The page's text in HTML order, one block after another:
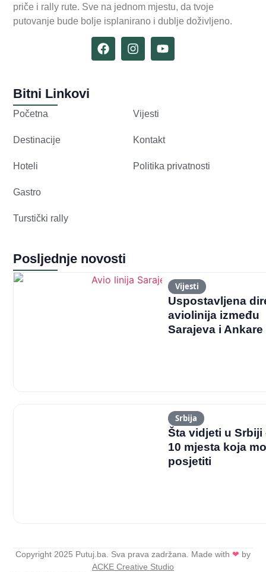
priče i rally rute. Sve na jednom mjestu, da tvoje
putovanje bude bolje isplanirano i dublje doživljeno.
Bitni Linkovi
Početna
Destinacije
Hoteli
Gastro
Turstički rally
Vijesti
Kontakt
Politika privatnosti
Posljednje novosti
Vijesti
Uspostavljena
aviolinija između
Sarajeva i Ankare
Srbija
Šta vidjeti u Srbiji
10 mjesta koja
posjetiti
Copyright 2025 Putuj.ba. Sva prava zadržana. Made with ❤ by
ACKE Creative Studio